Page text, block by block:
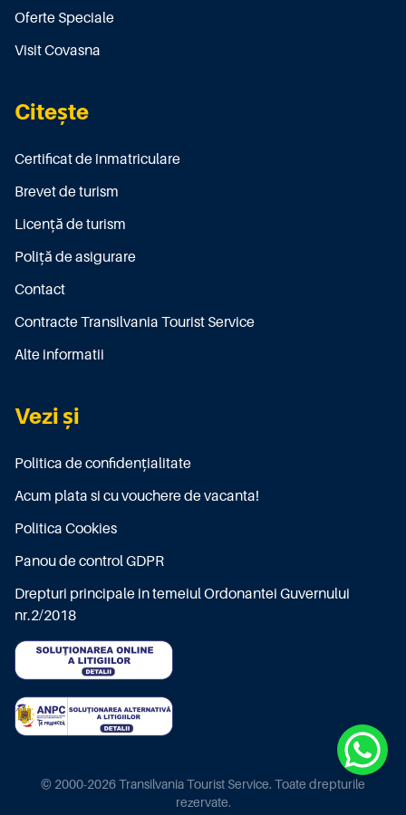
Oferte Speciale
Visit Covasna
Citește
Certificat de înmatriculare
Brevet de turism
Licenţă de turism
Poliţă de asigurare
Contact
Contracte Transilvania Tourist Service
Alte informatii
Vezi și
Politica de confidențialitate
Acum plata si cu vouchere de vacanta!
Politica Cookies
Panou de control GDPR
Drepturi principale in temeiul Ordonantei Guvernului
nr.2/2018
© 2000-2026 Transilvania Tourist Service. Toate drepturile
rezervate.